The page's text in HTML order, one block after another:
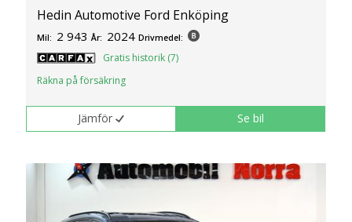
Hedin Automotive Ford Enköping
Mil: 2 943 År: 2024 Drivmedel:
Gratis historik (7)
Räkna på försäkring
Jämför Se bil